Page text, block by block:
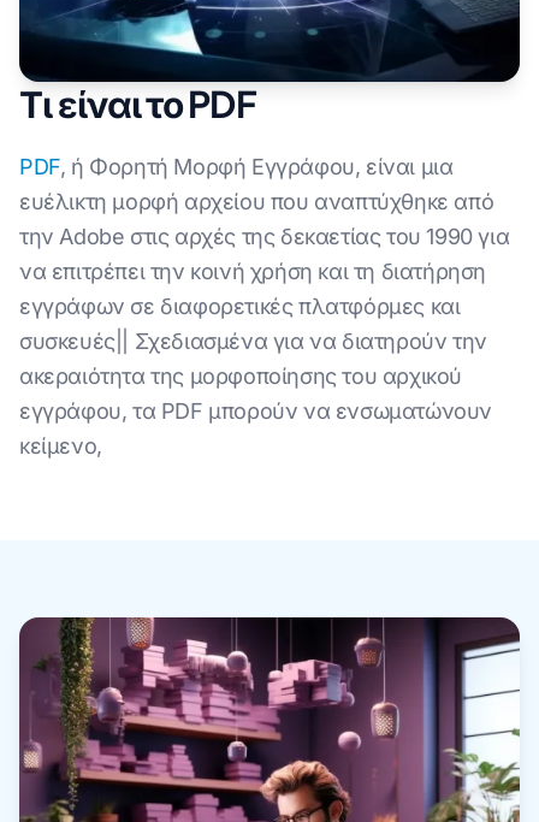
Τι είναι το PDF
PDF, ή Φορητή Μορφή Εγγράφου, είναι μια
ευέλικτη μορφή αρχείου που αναπτύχθηκε από
την Adobe στις αρχές της δεκαετίας του 1990 για
να επιτρέπει την κοινή χρήση και τη διατήρηση
εγγράφων σε διαφορετικές πλατφόρμες και
συσκευές|| Σχεδιασμένα για να διατηρούν την
ακεραιότητα της μορφοποίησης του αρχικού
εγγράφου, τα PDF μπορούν να ενσωματώνουν
κείμενο,